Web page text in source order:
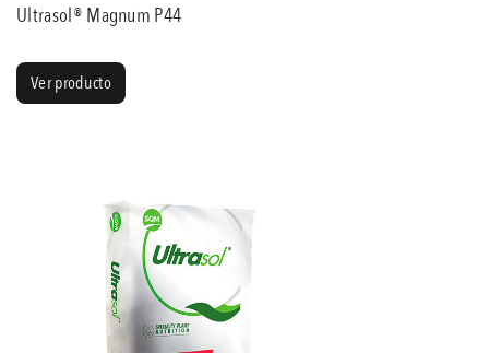
Ultrasol® Magnum P44
Ver producto